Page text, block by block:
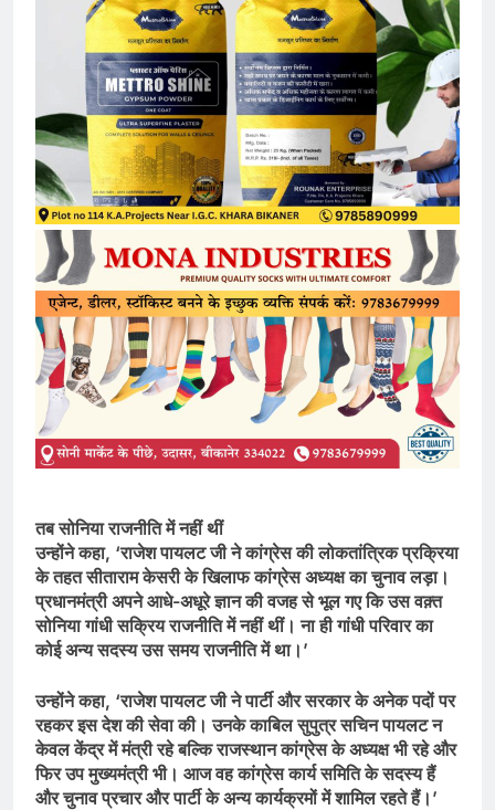
तब सोनिया राजनीति में नहीं थीं
उन्होंने कहा, ‘राजेश पायलट जी ने कांग्रेस की लोकतांत्रिक प्रक्रिया
के तहत सीताराम केसरी के खिलाफ कांग्रेस अध्यक्ष का चुनाव लड़ा।
प्रधानमंत्री अपने आधे-अधूरे ज्ञान की वजह से भूल गए कि उस वक़्त
सोनिया गांधी सक्रिय राजनीति में नहीं थीं। ना ही गांधी परिवार का
कोई अन्य सदस्य उस समय राजनीति में था।’
उन्होंने कहा, ‘राजेश पायलट जी ने पार्टी और सरकार के अनेक पदों पर
रहकर इस देश की सेवा की। उनके काबिल सुपुत्र सचिन पायलट न
केवल केंद्र में मंत्री रहे बल्कि राजस्थान कांग्रेस के अध्यक्ष भी रहे और
फिर उप मुख्यमंत्री भी। आज वह कांग्रेस कार्य समिति के सदस्य हैं
और चुनाव प्रचार और पार्टी के अन्य कार्यक्रमों में शामिल रहते हैं।’